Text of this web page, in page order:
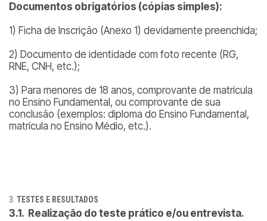
Documentos obrigatórios (cópias simples):
1) Ficha de Inscrição (Anexo 1) devidamente preenchida;
2) Documento de identidade com foto recente (RG,
RNE, CNH, etc.);
3) Para menores de 18 anos, comprovante de matrícula
no Ensino Fundamental, ou comprovante de sua
conclusão (exemplos: diploma do Ensino Fundamental,
matrícula no Ensino Médio, etc.).
TESTES E RESULTADOS
3.1. Realização do teste prático e/ou entrevista.